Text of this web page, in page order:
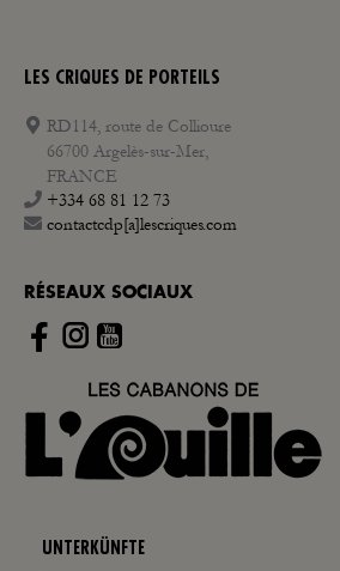
LES CRIQUES DE PORTEILS
RD114, route de Collioure
66700 Argelès-sur-Mer,
FRANCE
+334 68 81 12 73
contactcdp[a]lescriques.com
RÉSEAUX SOCIAUX
Instagram
UNTERKÜNFTE